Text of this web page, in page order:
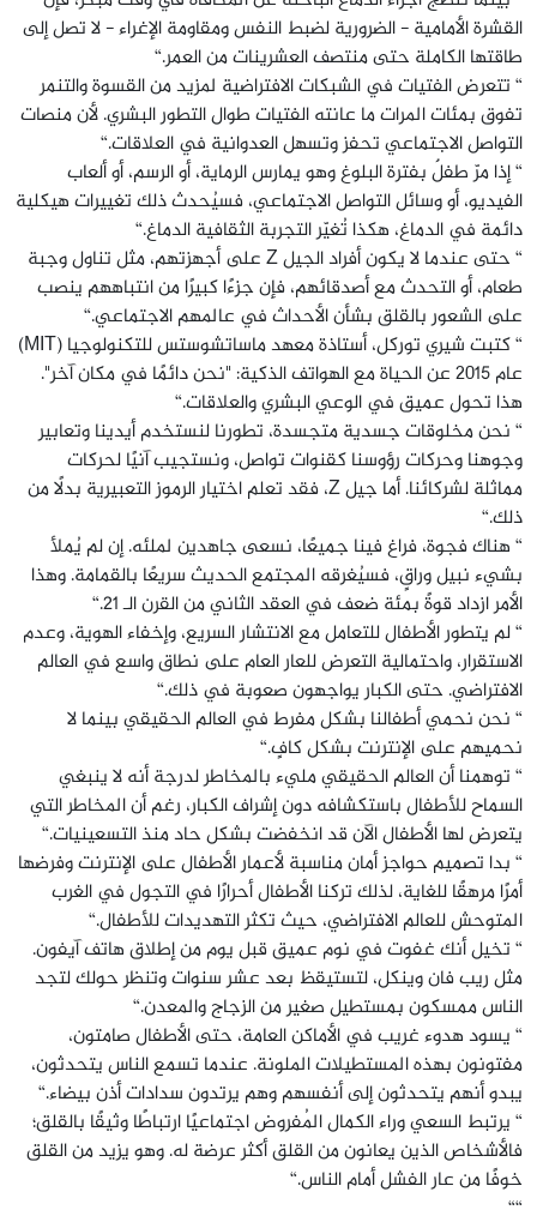
القشرة الأمامية - الضرورية لضبط النفس ومقاومة الإغراء - لا تصل إلى
طاقتها الكاملة حتى منتصف العشرينات من العمر.“
“ تتعرض الفتيات في الشبكات الافتراضية لمزيد من القسوة والتنمر
تفوق بمئات المرات ما عانته الفتيات طوال التطور البشري. لأن منصات
التواصل الاجتماعي تحفز وتسهل العدوانية في العلاقات.“
“ إذا مرّ طفلٌ بفترة البلوغ وهو يمارس الرماية، أو الرسم، أو ألعاب
الفيديو، أو وسائل التواصل الاجتماعي، فسيُحدث ذلك تغييرات هيكلية
دائمة في الدماغ، هكذا تُغيّر التجربة الثقافية الدماغ.“
“ حتى عندما لا يكون أفراد الجيل Z على أجهزتهم، مثل تناول وجبة
طعام، أو التحدث مع أصدقائهم، فإن جزءًا كبيرًا من انتباههم ينصب
على الشعور بالقلق بشأن الأحداث في عالمهم الاجتماعي.“
“ كتبت شيري توركل، أستاذة معهد ماساتشوستس للتكنولوجيا (MIT)
عام ٢٠١٥ عن الحياة مع الهواتف الذكية: "نحن دائمًا في مكان آخر".
هذا تحول عميق في الوعي البشري والعلاقات.“
“ نحن مخلوقات جسدية متجسدة، تطورنا لنستخدم أيدينا وتعابير
وجوهنا وحركات رؤوسنا كقنوات تواصل، ونستجيب آنيًا لحركات
مماثلة لشركائنا. أما جيل Z، فقد تعلم اختيار الرموز التعبيرية بدلًا من
ذلك.“
“ هناك فجوة، فراغ فينا جميعًا، نسعى جاهدين لملئه. إن لم يُملأ
بشيء نبيل وراقٍ، فسيُغرقه المجتمع الحديث سريعًا بالقمامة. وهذا
الأمر ازداد قوةً بمئة ضعف في العقد الثاني من القرن الـ 21.“
“ لم يتطور الأطفال للتعامل مع الانتشار السريع، وإخفاء الهوية، وعدم
الاستقرار، واحتمالية التعرض للعار العام على نطاق واسع في العالم
الافتراضي. حتى الكبار يواجهون صعوبة في ذلك.“
“ نحن نحمي أطفالنا بشكل مفرط في العالم الحقيقي بينما لا
نحميهم على الإنترنت بشكل كافٍ.“
“ توهمنا أن العالم الحقيقي مليء بالمخاطر لدرجة أنه لا ينبغي
السماح للأطفال باستكشافه دون إشراف الكبار، رغم أن المخاطر التي
يتعرض لها الأطفال الآن قد انخفضت بشكل حاد منذ التسعينيات.“
“ بدا تصميم حواجز أمان مناسبة لأعمار الأطفال على الإنترنت وفرضها
أمرًا مرهقًا للغاية، لذلك تركنا الأطفال أحرارًا في التجول في الغرب
المتوحش للعالم الافتراضي، حيث تكثر التهديدات للأطفال.“
“ تخيل أنك غفوت في نوم عميق قبل يوم من إطلاق هاتف آيفون.
مثل ريب فان وينكل، لتستيقظ بعد عشر سنوات وتنظر حولك لتجد
الناس ممسكون بمستطيل صغير من الزجاج والمعدن.“
“ يسود هدوء غريب في الأماكن العامة، حتى الأطفال صامتون،
مفتونون بهذه المستطيلات الملونة. عندما تسمع الناس يتحدثون،
يبدو أنهم يتحدثون إلى أنفسهم وهم يرتدون سدادات أذن بيضاء.“
“ يرتبط السعي وراء الكمال المُفروض اجتماعيًا ارتباطًا وثيقًا بالقلق؛
فالأشخاص الذين يعانون من القلق أكثر عرضة له. وهو يزيد من القلق
خوفًا من عار الفشل أمام الناس.“
““